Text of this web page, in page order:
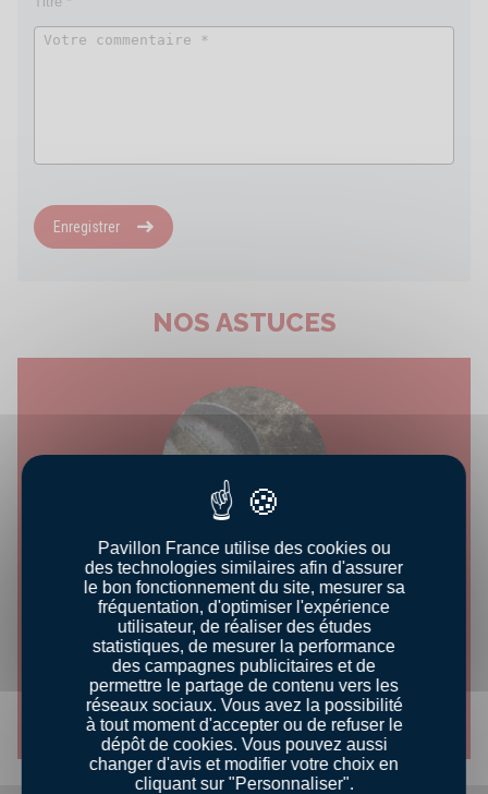
Enregistrer
NOS ASTUCES
CONSEILS DÉGUSTATION
CUISSON À LA POÊLE
Découvrir le conseil
Pavillon France utilise des cookies ou
des technologies similaires afin d'assurer
le bon fonctionnement du site, mesurer sa
fréquentation, d'optimiser l'expérience
utilisateur, de réaliser des études
statistiques, de mesurer la performance
des campagnes publicitaires et de
permettre le partage de contenu vers les
réseaux sociaux. Vous avez la possibilité
à tout moment d'accepter ou de refuser le
dépôt de cookies. Vous pouvez aussi
changer d'avis et modifier votre choix en
cliquant sur "Personnaliser".